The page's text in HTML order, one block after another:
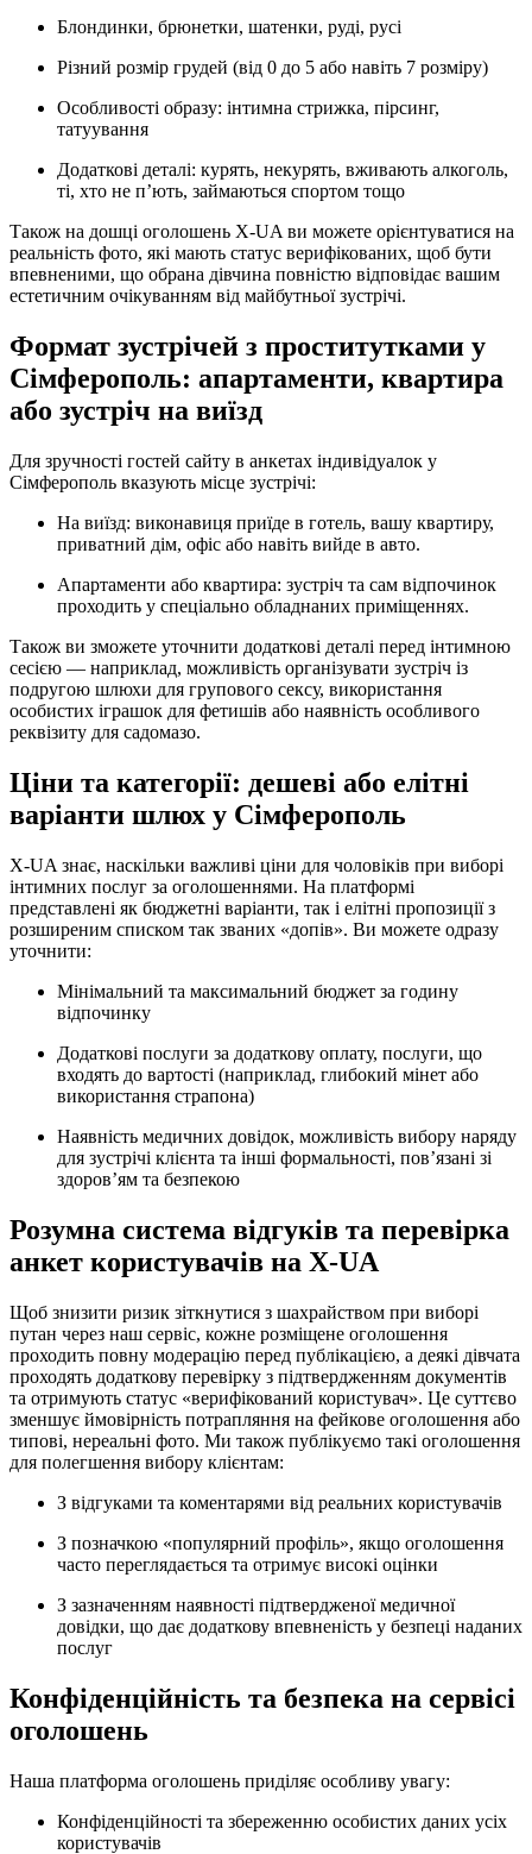
Блондинки, брюнетки, шатенки, руді, русі
Різний розмір грудей (від 0 до 5 або навіть 7 розміру)
Особливості образу: інтимна стрижка, пірсинг,
татуування
Додаткові деталі: курять, некурять, вживають алкоголь,
ті, хто не п’ють, займаються спортом тощо
Також на дошці оголошень X-UA ви можете орієнтуватися на
реальність фото, які мають статус верифікованих, щоб бути
впевненими, що обрана дівчина повністю відповідає вашим
естетичним очікуванням від майбутньої зустрічі.
Формат зустрічей з проститутками у
Сімферополь: апартаменти, квартира
або зустріч на виїзд
Для зручності гостей сайту в анкетах індивідуалок у
Сімферополь вказують місце зустрічі:
На виїзд: виконавиця приїде в готель, вашу квартиру,
приватний дім, офіс або навіть вийде в авто.
Апартаменти або квартира: зустріч та сам відпочинок
проходить у спеціально обладнаних приміщеннях.
Також ви зможете уточнити додаткові деталі перед інтимною
сесією — наприклад, можливість організувати зустріч із
подругою шлюхи для групового сексу, використання
особистих іграшок для фетишів або наявність особливого
реквізиту для садомазо.
Ціни та категорії: дешеві або елітні
варіанти шлюх у Сімферополь
X-UA знає, наскільки важливі ціни для чоловіків при виборі
інтимних послуг за оголошеннями. На платформі
представлені як бюджетні варіанти, так і елітні пропозиції з
розширеним списком так званих «допів». Ви можете одразу
уточнити:
Мінімальний та максимальний бюджет за годину
відпочинку
Додаткові послуги за додаткову оплату, послуги, що
входять до вартості (наприклад, глибокий мінет або
використання страпона)
Наявність медичних довідок, можливість вибору наряду
для зустрічі клієнта та інші формальності, пов’язані зі
здоров’ям та безпекою
Розумна система відгуків та перевірка
анкет користувачів на X-UA
Щоб знизити ризик зіткнутися з шахрайством при виборі
путан через наш сервіс, кожне розміщене оголошення
проходить повну модерацію перед публікацією, а деякі дівчата
проходять додаткову перевірку з підтвердженням документів
та отримують статус «верифікований користувач». Це суттєво
зменшує ймовірність потрапляння на фейкове оголошення або
типові, нереальні фото. Ми також публікуємо такі оголошення
для полегшення вибору клієнтам:
З відгуками та коментарями від реальних користувачів
З позначкою «популярний профіль», якщо оголошення
часто переглядається та отримує високі оцінки
З зазначенням наявності підтвердженої медичної
довідки, що дає додаткову впевненість у безпеці наданих
послуг
Конфіденційність та безпека на сервісі
оголошень
Наша платформа оголошень приділяє особливу увагу:
Конфіденційності та збереженню особистих даних усіх
користувачів